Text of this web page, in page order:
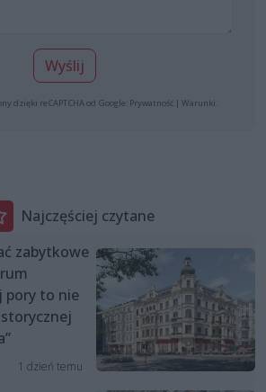
Wyślij
dzięki reCAPTCHA od Google: Prywatność | Warunki
Najczęściej czytane
zabytkowe
pory to nie
1 dzień temu